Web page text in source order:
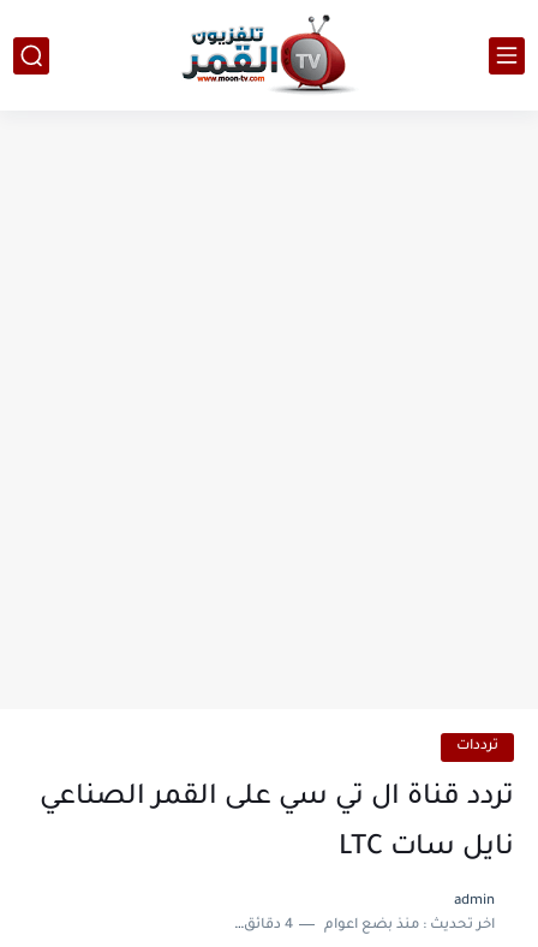
ترددات
تردد قناة ال تي سي على القمر الصناعي
نايل سات LTC
admin
اخر تحديث :منذ بضع اعوام 4 دقائق للقراءة